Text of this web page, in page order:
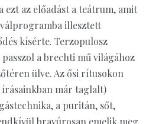
ezt az előadást a teátrum, amit
illesztett
kísérte. Terzopulosz
a brechti mű világához
ülve. Az ősi rítusokon
már taglalt)
a puritán, sőt,
bravúrosan emelik meg